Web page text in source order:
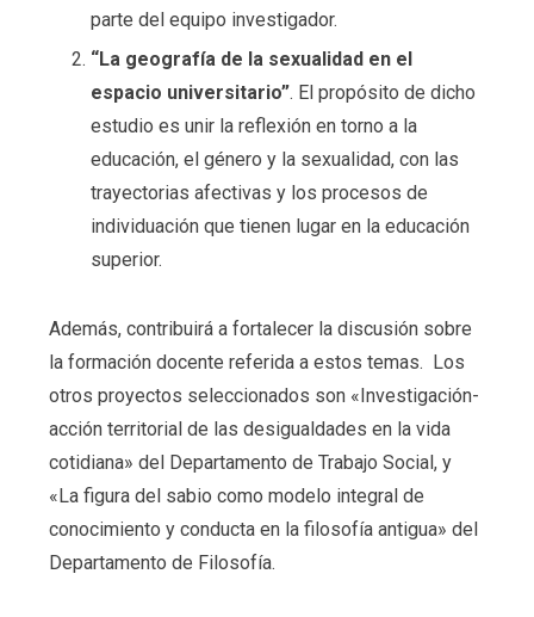
parte del equipo investigador.
“La geografía de la sexualidad en el
espacio universitario”. El propósito de dicho
estudio es unir la reflexión en torno a la
educación, el género y la sexualidad, con las
trayectorias afectivas y los procesos de
individuación que tienen lugar en la educación
superior.
Además, contribuirá a fortalecer la discusión sobre
la formación docente referida a estos temas. Los
otros proyectos seleccionados son «Investigación-
acción territorial de las desigualdades en la vida
cotidiana» del Departamento de Trabajo Social, y
«La figura del sabio como modelo integral de
conocimiento y conducta en la filosofía antigua» del
Departamento de Filosofía.